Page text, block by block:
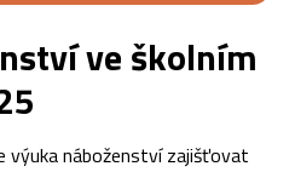
ve školním
výuka náboženství zajišťovat